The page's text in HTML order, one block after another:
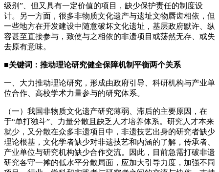
级别”、但又具有一定价值的项目，缺少保护责任的制度设
计。另一方面，很多非物质文化遗产与遗址文物唇齿相依，但
一些地方在开发建设中随意破坏文化遗址，基层政府默许、纵
容甚至直接参与，致使与之相依的非遗项目或荡然无存、或失
去原有意味。
■关键词：推动理论研究健全保障机制平衡两个关系
一、大力推动理论研究，形成由政府引导、科研机构与产业单
位合作、高校学术力量参与的研究体系。
（一）我国非物质文化遗产研究薄弱、滞后的主要原因，在
于“单打独斗”、力量分散且缺乏人才培养体系。研究人才本来
就少，又分散在众多非遗项目中，非遗技艺出身的研究者缺少
理论根基，文化学者缺少对非遗技艺和内涵的了解，传承者、
产业单位与研究机构缺少合作交流。因此，目前急需打破非遗
研究各守一摊的低水平分散局面，应加大引导力度，加强不同